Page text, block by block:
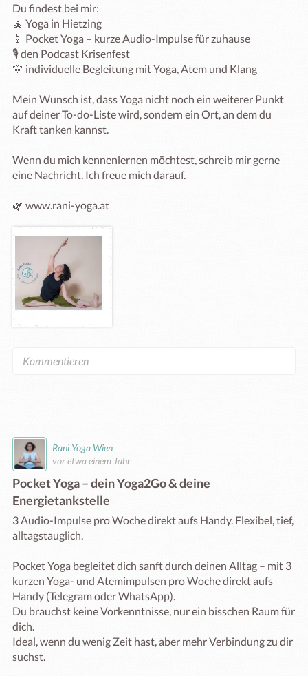
Du findest bei mir:
🧘 Yoga in Hietzing
📱 Pocket Yoga – kurze Audio-Impulse für zuhause
🎙️ den Podcast Krisenfest
💛 individuelle Begleitung mit Yoga, Atem und Klang
Mein Wunsch ist, dass Yoga nicht noch ein weiterer Punkt
auf deiner To-do-Liste wird, sondern ein Ort, an dem du
Kraft tanken kannst.
Wenn du mich kennenlernen möchtest, schreib mir gerne
eine Nachricht. Ich freue mich darauf.
🌿 www.rani-yoga.at
Rani Yoga Wien
vor etwa einem Jahr
Pocket Yoga – dein Yoga2Go & deine
Energietankstelle
3 Audio-Impulse pro Woche direkt aufs Handy. Flexibel, tief,
alltagstauglich.
Pocket Yoga begleitet dich sanft durch deinen Alltag – mit 3
kurzen Yoga- und Atemimpulsen pro Woche direkt aufs
Handy (Telegram oder WhatsApp).
Du brauchst keine Vorkenntnisse, nur ein bisschen Raum für
dich.
Ideal, wenn du wenig Zeit hast, aber mehr Verbindung zu dir
suchst.